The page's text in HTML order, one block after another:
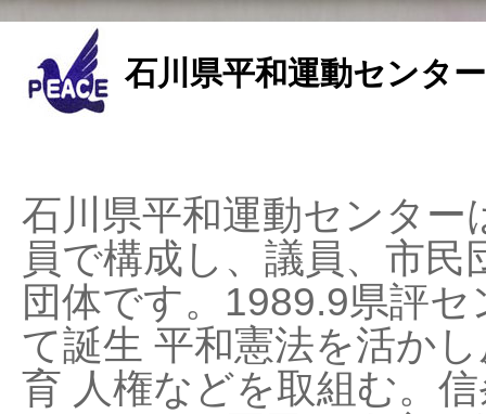
石川県平和運動センタ
石川県平和運動センタ
員で構成し、議員、市
団体です。1989.9県評
て誕生 平和憲法を活か
育 人権などを取組む。